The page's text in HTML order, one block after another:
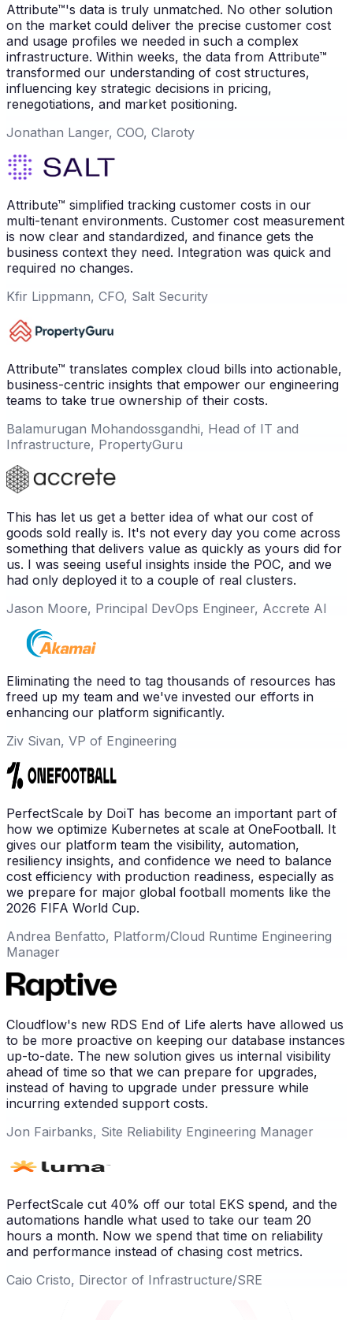
Attribute™'s data is truly unmatched. No other solution
on the market could deliver the precise customer cost
and usage profiles we needed in such a complex
infrastructure. Within weeks, the data from Attribute™
transformed our understanding of cost structures,
influencing key strategic decisions in pricing,
renegotiations, and market positioning.
Jonathan Langer, COO, Claroty
Attribute™ simplified tracking customer costs in our
multi-tenant environments. Customer cost measurement
is now clear and standardized, and finance gets the
business context they need. Integration was quick and
required no changes.
Kfir Lippmann, CFO, Salt Security
Attribute™ translates complex cloud bills into actionable,
business-centric insights that empower our engineering
teams to take true ownership of their costs.
Balamurugan Mohandossgandhi, Head of IT and
Infrastructure, PropertyGuru
This has let us get a better idea of what our cost of
goods sold really is. It's not every day you come across
something that delivers value as quickly as yours did for
us. I was seeing useful insights inside the POC, and we
had only deployed it to a couple of real clusters.
Jason Moore, Principal DevOps Engineer, Accrete AI
Eliminating the need to tag thousands of resources has
freed up my team and we've invested our efforts in
enhancing our platform significantly.
Ziv Sivan, VP of Engineering
PerfectScale by DoiT has become an important part of
how we optimize Kubernetes at scale at OneFootball. It
gives our platform team the visibility, automation,
resiliency insights, and confidence we need to balance
cost efficiency with production readiness, especially as
we prepare for major global football moments like the
2026 FIFA World Cup.
Andrea Benfatto, Platform/Cloud Runtime Engineering
Manager
Cloudflow's new RDS End of Life alerts have allowed us
to be more proactive on keeping our database instances
up-to-date. The new solution gives us internal visibility
ahead of time so that we can prepare for upgrades,
instead of having to upgrade under pressure while
incurring extended support costs.
Jon Fairbanks, Site Reliability Engineering Manager
PerfectScale cut 40% off our total EKS spend, and the
automations handle what used to take our team 20
hours a month. Now we spend that time on reliability
and performance instead of chasing cost metrics.
Caio Cristo, Director of Infrastructure/SRE